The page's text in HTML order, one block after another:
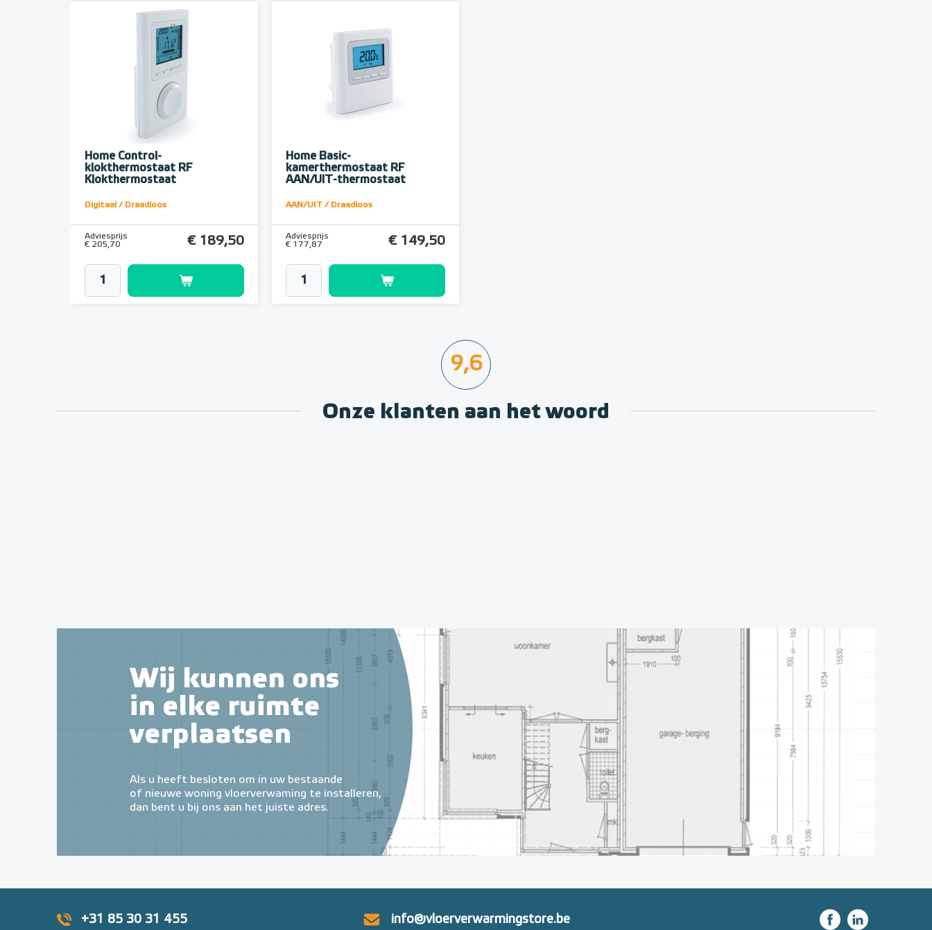
Home Control-
klokthermostaat RF
Klokthermostaat
Digitaal / Draadloos
Adviesprijs
€ 205,70
€ 189,50
Home Basic-
kamerthermostaat RF
AAN/UIT-thermostaat
AAN/UIT / Draadloos
Adviesprijs
€ 177,87
€ 149,50
9,6
Onze klanten aan het woord
Wij kunnen ons
in elke ruimte
verplaatsen
Als u heeft besloten om in uw bestaande
of nieuwe woning vloerverwaming te installeren,
dan bent u bij ons aan het juiste adres.
+31 85 30 31 455 info@vloerverwarmingstore.be